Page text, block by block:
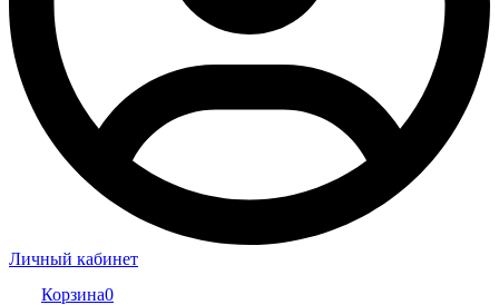
Личный кабинет
Корзина0